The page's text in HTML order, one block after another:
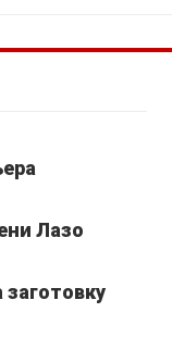
Лазо